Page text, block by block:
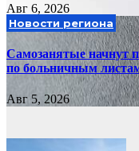
Авг 6, 2026
Новости региона
Самозанятые начнут
по больничным
Авг 5, 2026